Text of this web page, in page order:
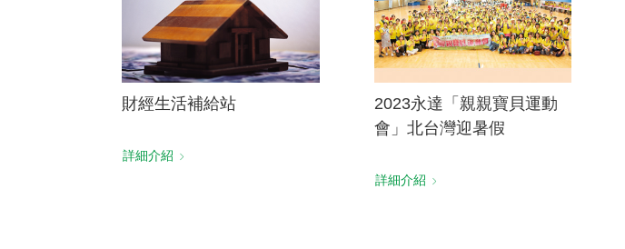
財經生活補給站
詳細介紹
2023永達「親親寶貝運動
會」北台灣迎暑假
詳細介紹